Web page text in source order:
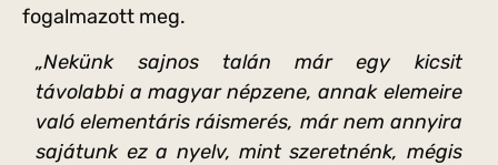
fogalmazott meg.
„Nekünk sajnos talán már egy kicsit
távolabbi a magyar népzene, annak elemeire
való elementáris ráismerés, már nem annyira
sajátunk ez a nyelv, mint szeretnénk, mégis